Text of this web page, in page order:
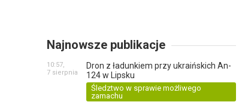
Najnowsze publikacje
Dron z ładunkiem przy ukraińskich An-
124 w Lipsku
Śledztwo w sprawie możliwego
zamachu
10:57,
7 sierpnia